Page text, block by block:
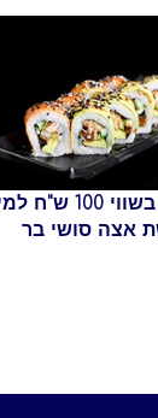
זיכוי כספי בשווי
אצה סושי בר